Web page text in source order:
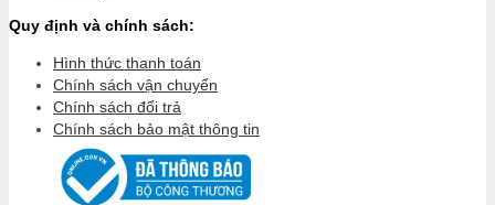
Quy định và chính sách:
Hình thức thanh toán
Chính sách vận chuyển
Chính sách đổi trả
Chính sách bảo mật thông tin